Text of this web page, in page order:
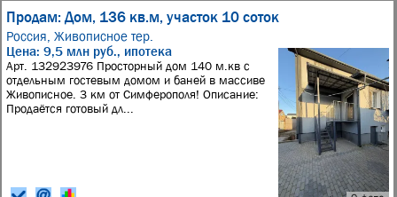
Продам: Дом, 136 кв.м, участок 10 соток
Россия, Живописное тер.
Цена: 9,5 млн руб., ипотека
Арт. 132923976 Просторный дом 140 м.кв с
отдельным гостевым домом и баней в массиве
Живописное. 3 км от Симферополя! Описание:
Продаётся готовый дл...